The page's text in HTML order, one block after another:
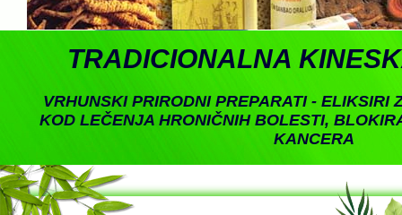
TRADICIONALNA
VRHUNSKI PRIRODNI PREPARATI - ELIKSIRI
KOD LEČENJA HRONIČNIH BOLESTI,
KANCERA